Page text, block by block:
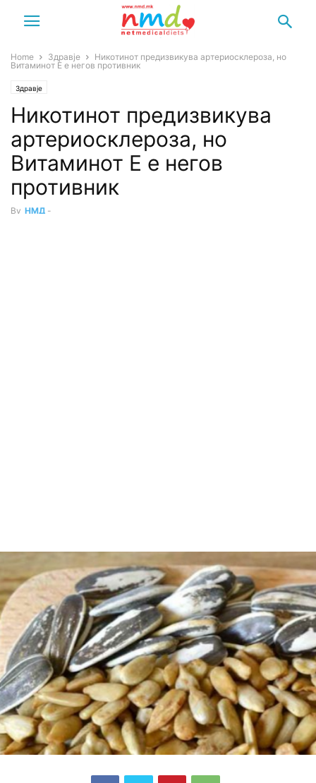
Home Здравје
Никотинот предизвикува артериосклероза, но
Витаминот Е е негов противник
Здравје
Никотинот предизвикува
артериосклероза, но
Витаминот Е е негов
противник
By НМД -